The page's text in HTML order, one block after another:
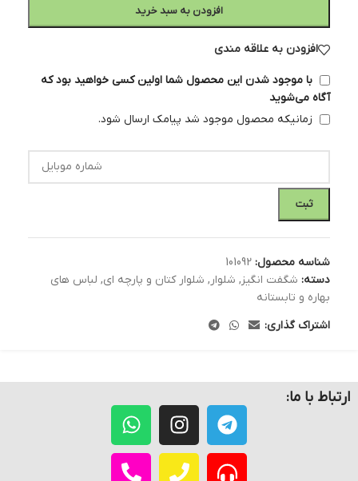
افزودن به سبد خرید
افزودن به علاقه مندی
با موجود شدن این محصول شما اولین کسی خواهید بود که
آگاه می‌شوید
زمانیکه محصول موجود شد پیامک ارسال شود.
ثبت
شناسه محصول: 101092
دسته: شگفت انگیز, شلوار , شلوار کتان و پارچه ای, لباس های
بهاره و تابستانه
اشتراک گذاری:
ارتباط با ما: